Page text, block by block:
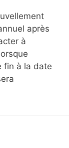
après
à
fin à la date